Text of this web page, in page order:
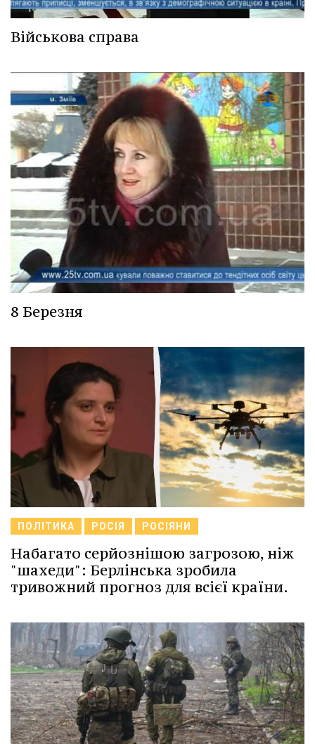
Військова справа
8 Березня
ПОЛІТИКА РОСІЯ РОСІЯНИ
Набагато серйознішою загрозою, ніж
"шахеди": Берлінська зробила
тривожний прогноз для всієї країни.